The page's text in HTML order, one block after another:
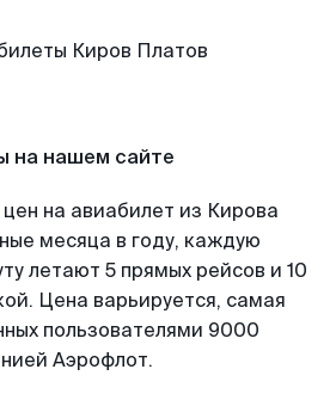
на нашем сайте
на авиабилет из Кирова
месяца в году, каждую
летают 5 прямых рейсов и 10
Цена варьируется, самая
пользователями 9000
Аэрофлот.